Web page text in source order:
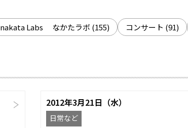
nakata Labs なかたラボ (155) コンサート (91)
2012年3月21日（水）
日常など